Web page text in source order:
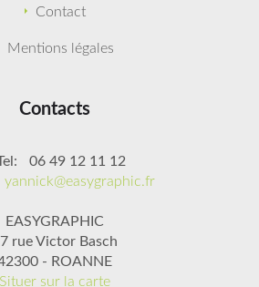
Contact
Mentions légales
Contacts
06 49 12 11 12
yannick@easygraphic.fr
EASYGRAPHIC
rue Victor Basch
- ROANNE
Situer sur la carte